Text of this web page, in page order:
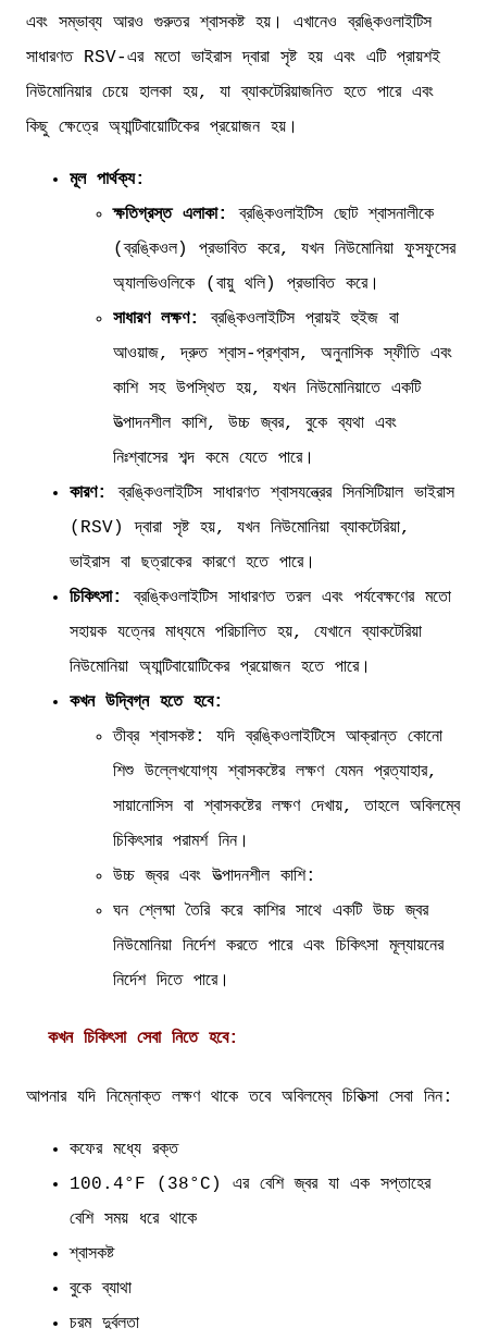
এবং সম্ভাব্য আরও গুরুতর শ্বাসকষ্ট হয়। এখানেও ব্রঙ্কিওলাইটিস
সাধারণত RSV-এর মতো ভাইরাস দ্বারা সৃষ্ট হয় এবং এটি প্রায়শই
নিউমোনিয়ার চেয়ে হালকা হয়, যা ব্যাকটেরিয়াজনিত হতে পারে এবং
কিছু ক্ষেত্রে অ্যান্টিবায়োটিকের প্রয়োজন হয়।
মূল পার্থক্য:
ক্ষতিগ্রস্ত এলাকা:
ব্রঙ্কিওলাইটিস ছোট শ্বাসনালীকে
(ব্রঙ্কিওল) প্রভাবিত করে, যখন নিউমোনিয়া ফুসফুসের
অ্যালভিওলিকে (বায়ু থলি) প্রভাবিত করে।
সাধারণ লক্ষণ:
ব্রঙ্কিওলাইটিস প্রায়ই হুইজ বা
আওয়াজ, দ্রুত শ্বাস-প্রশ্বাস, অনুনাসিক স্ফীতি এবং
কাশি সহ উপস্থিত হয়, যখন নিউমোনিয়াতে একটি
উত্পাদনশীল কাশি, উচ্চ জ্বর, বুকে ব্যথা এবং
নিঃশ্বাসের শব্দ কমে যেতে পারে।
কারণ:
ব্রঙ্কিওলাইটিস সাধারণত শ্বাসযন্ত্রের সিনসিটিয়াল ভাইরাস
(RSV) দ্বারা সৃষ্ট হয়, যখন নিউমোনিয়া ব্যাকটেরিয়া,
ভাইরাস বা ছত্রাকের কারণে হতে পারে।
চিকিৎসা:
ব্রঙ্কিওলাইটিস সাধারণত তরল এবং পর্যবেক্ষণের মতো
সহায়ক যত্নের মাধ্যমে পরিচালিত হয়, যেখানে ব্যাকটেরিয়া
নিউমোনিয়া অ্যান্টিবায়োটিকের প্রয়োজন হতে পারে।
কখন উদ্বিগ্ন হতে হবে:
তীব্র শ্বাসকষ্ট: যদি ব্রঙ্কিওলাইটিসে আক্রান্ত কোনো
শিশু উল্লেখযোগ্য শ্বাসকষ্টের লক্ষণ যেমন প্রত্যাহার,
সায়ানোসিস বা শ্বাসকষ্টের লক্ষণ দেখায়, তাহলে অবিলম্বে
চিকিৎসার পরামর্শ নিন।
উচ্চ জ্বর এবং উত্পাদনশীল কাশি:
ঘন শ্লেষ্মা তৈরি করে কাশির সাথে একটি উচ্চ জ্বর
নিউমোনিয়া নির্দেশ করতে পারে এবং চিকিৎসা মূল্যায়নের
নির্দেশ দিতে পারে।
কখন চিকিৎসা সেবা নিতে হবে:
আপনার যদি নিম্নোক্ত লক্ষণ থাকে তবে অবিলম্বে চিকিত্সা সেবা নিন:
কফের মধ্যে রক্ত
100.4°F (38°C) এর বেশি জ্বর যা এক সপ্তাহের
বেশি সময় ধরে থাকে
শ্বাসকষ্ট
বুকে ব্যাথা
চরম দুর্বলতা